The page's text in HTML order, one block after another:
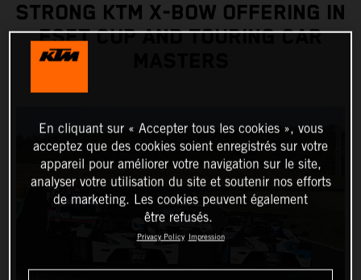
STRONG KTM X-BOW OFFERING IN
ESET CUP AND TOURING CAR
En cliquant sur « Accepter tous les cookies », vous
acceptez que des cookies soient enregistrés sur votre
appareil pour améliorer votre navigation sur le site,
analyser votre utilisation du site et soutenir nos efforts
de marketing. Les cookies peuvent également
être refusés.
Privacy Policy Impression